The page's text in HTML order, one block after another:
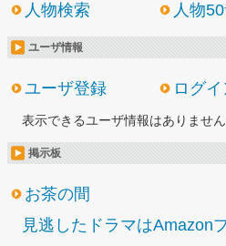
人物検索
人物50
ユーザ情報
ユーザ登録 ログイ
表示できるユーザ情報はありません
掲示板
お茶の間
見逃したドラマはAmazon